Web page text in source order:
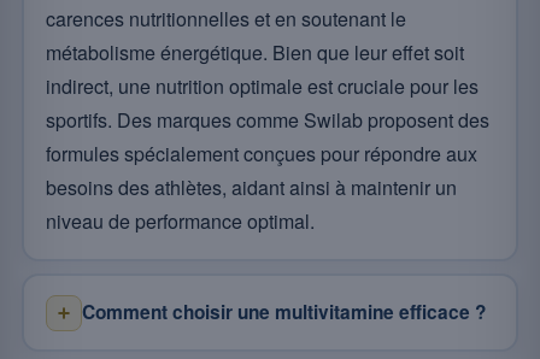
carences nutritionnelles et en soutenant le
métabolisme énergétique. Bien que leur effet soit
indirect, une nutrition optimale est cruciale pour les
sportifs. Des marques comme Swilab proposent des
formules spécialement conçues pour répondre aux
besoins des athlètes, aidant ainsi à maintenir un
niveau de performance optimal.
Comment choisir une multivitamine efficace ?